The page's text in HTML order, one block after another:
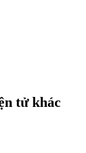
tử khác